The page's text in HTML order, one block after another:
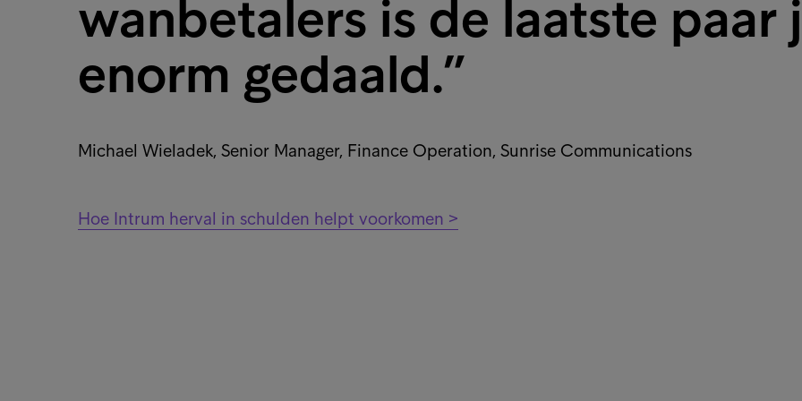
wanbetalers is de laatste paar
enorm gedaald.”
Michael Wieladek, Senior Manager, Finance Operation, Sunrise Communications
Hoe Intrum herval in schulden helpt voorkomen >